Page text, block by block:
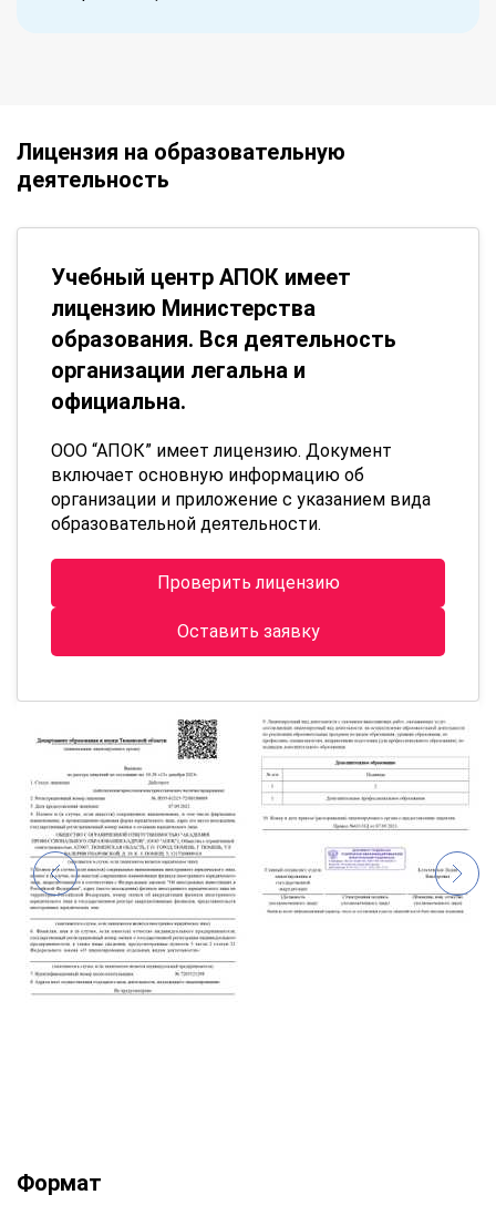
Лицензия на образовательную
деятельность
Учебный центр АПОК имеет
лицензию Министерства
образования. Вся деятельность
организации легальна и
официальна.
ООО “АПОК” имеет лицензию. Документ
включает основную информацию об
организации и приложение с указанием вида
образовательной деятельности.
Проверить лицензию
Оставить заявку
Формат